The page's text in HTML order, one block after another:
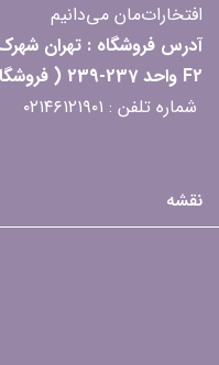
افتخارات‌مان می‌دانیم
آدرس فروشگاه : تهران
F2 واحد 237-239 ( فروشگاه لیو هپی)
شماره تلفن : ۰۲۱۴۶۱۲۱۹۰۱
نقشه